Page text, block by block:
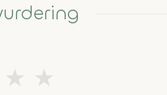
★ ★